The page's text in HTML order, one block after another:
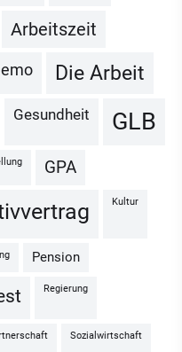
Arbeitszeit
Demo Die Arbeit
Gesundheit GLB
GPA
Kultur
Pension
Regierung
Sozialwirtschaft